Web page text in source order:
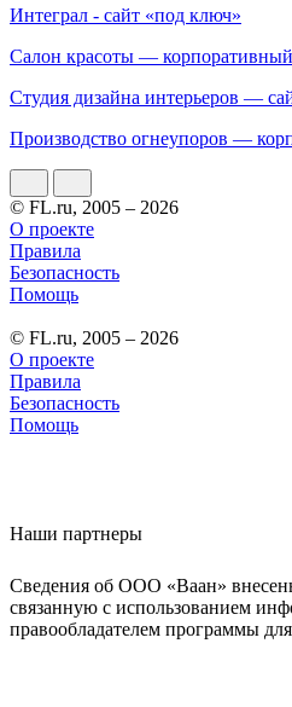
Интеграл - сайт «под ключ»
Салон красоты —
Студия дизайна интерьеров —
Производство огнеупоров —
© FL.ru, 2005 – 2026
О проекте
Правила
Безопасность
Помощь
© FL.ru, 2005 – 2026
О проекте
Правила
Безопасность
Помощь
Наши партнеры
Сведения об ООО «Ваан»
связанную с использованием
правообладателем программы